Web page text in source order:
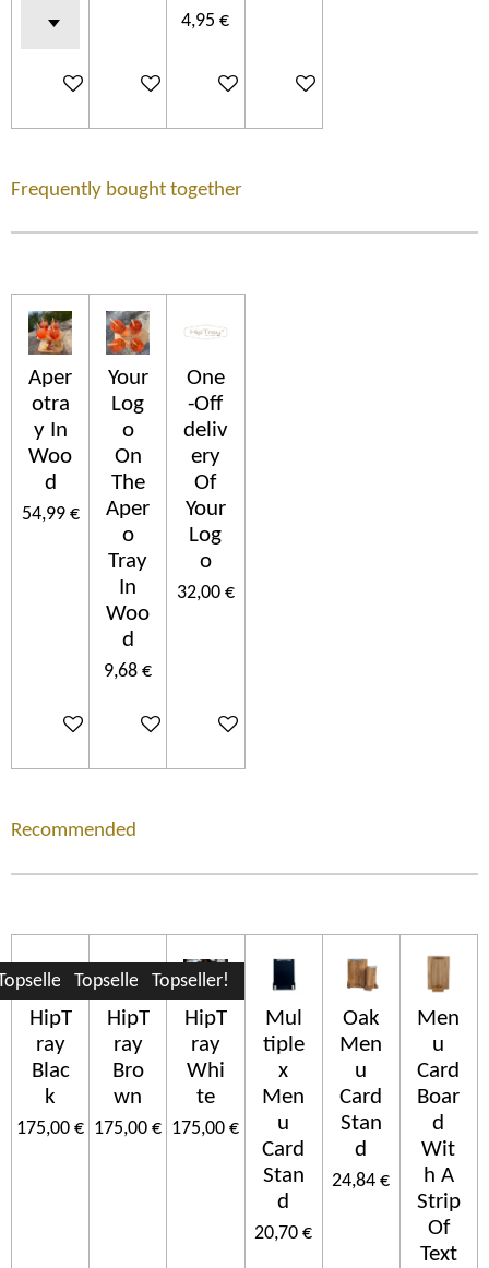
Ajouter au panierAjouter au panier
4,95 €
Ajouter au panierAjouter au panier
Frequently bought together
Aper
otra
y In
Woo
d
54,99 €
Ajouter au panier
Your
Log
o
On
The
Aper
o
Tray
In
Woo
d
9,68 €
Ajouter au panier
One
-Off
deliv
ery
Of
Your
Log
o
32,00 €
Ajouter au panier
Recommended
HipT
ray
Blac
k
175,00 €
Topseller!
HipT
ray
Bro
wn
175,00 €
Topseller!
HipT
ray
Whi
te
175,00 €
Mul
tiple
x
Men
u
Card
Stan
d
20,70 €
Oak
Men
u
Card
Stan
d
24,84 €
Men
u
Card
Boar
d
Wit
h A
Strip
Of
Text